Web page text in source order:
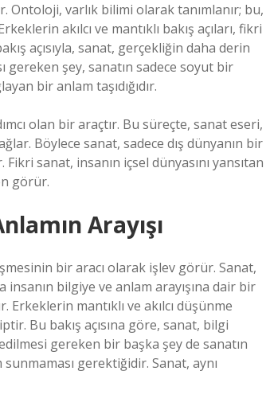
Ontoloji, varlık bilimi olarak tanımlanır; bu,
akılcı ve mantıklı bakış açıları, fikri
açısıyla, sanat, gerçekliğin daha derin
gereken şey, sanatın sadece soyut bir
bir anlam taşıdığıdır.
olan bir araçtır. Bu süreçte, sanat eseri,
Böylece sanat, sadece dış dünyanın bir
sanat, insanın içsel dünyasını yansıtan
görür.
Arayışı
bir aracı olarak işlev görür. Sanat,
insanın bilgiye ve anlam arayışına dair bir
mantıklı ve akılcı düşünme
Bu bakış açısına göre, sanat, bilgi
gereken bir başka şey de sanatın
sunmaması gerektiğidir. Sanat, aynı